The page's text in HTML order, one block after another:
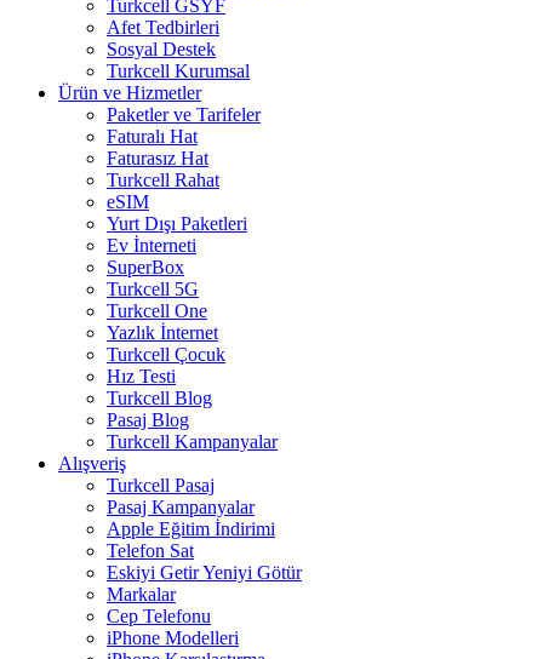
Turkcell GSYF
Afet Tedbirleri
Sosyal Destek
Turkcell Kurumsal
Ürün ve Hizmetler
Paketler ve Tarifeler
Faturalı Hat
Faturasız Hat
Turkcell Rahat
eSIM
Yurt Dışı Paketleri
Ev İnterneti
SuperBox
Turkcell 5G
Turkcell One
Yazlık İnternet
Turkcell Çocuk
Hız Testi
Turkcell Blog
Pasaj Blog
Turkcell Kampanyalar
Alışveriş
Turkcell Pasaj
Pasaj Kampanyalar
Apple Eğitim İndirimi
Telefon Sat
Eskiyi Getir Yeniyi Götür
Markalar
Cep Telefonu
iPhone Modelleri